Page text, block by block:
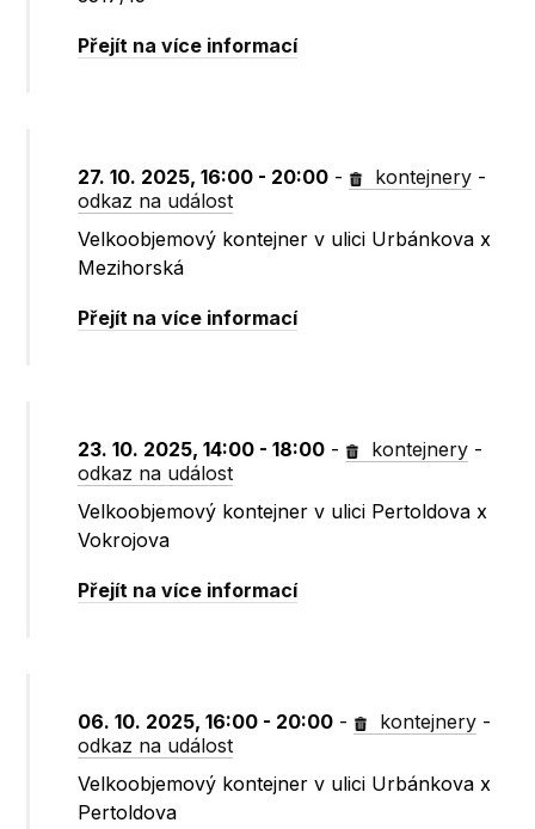
Přejít na více informací
27. 10. 2025, 16:00 - 20:00 - kontejnery -
odkaz na událost
Velkoobjemový kontejner v ulici Urbánkova x
Mezihorská
Přejít na více informací
23. 10. 2025, 14:00 - 18:00 - kontejnery -
odkaz na událost
Velkoobjemový kontejner v ulici Pertoldova x
Vokrojova
Přejít na více informací
06. 10. 2025, 16:00 - 20:00 - kontejnery -
odkaz na událost
Velkoobjemový kontejner v ulici Urbánkova x
Pertoldova